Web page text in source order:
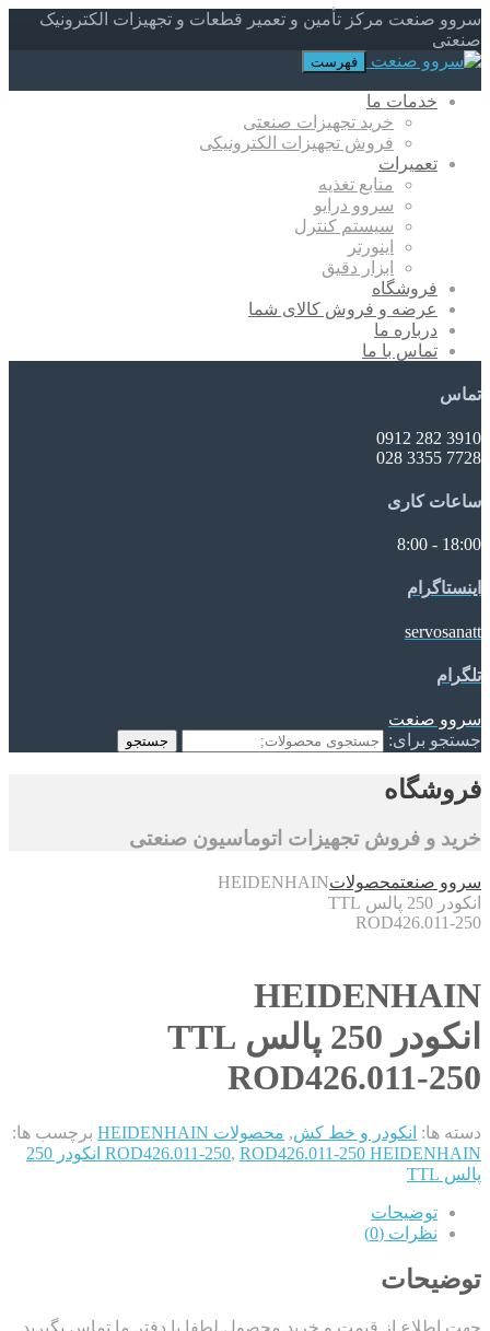
سروو صنعت مرکز تأمین و تعمیر قطعات و تجهیزات الکترونیک
صنعتی
فهرست
خدمات ما
خرید تجهیزات صنعتی
فروش تجهیزات الکترونیکی
تعمیرات
منابع تغذیه
سروو درایو
سیستم کنترل
اینورتر
ابزار دقیق
فروشگاه
عرضه و فروش کالای شما
درباره ما
تماس با ما
تماس
3910 282 0912
7728 3355 028
ساعات کاری
18:00 - 8:00
اینستاگرام
servosanatt
تلگرام
سروو صنعت
جستجو برای:
جستجو
فروشگاه
خرید و فروش تجهیزات اتوماسیون صنعتی
سروو صنعتمحصولاتHEIDENHAIN
انکودر 250 پالس TTL
ROD426.011-250
HEIDENHAIN
انکودر 250 پالس TTL
ROD426.011-250
دسته ها: انکودر و خط کش, محصولات HEIDENHAIN
برچسب ها:
ROD426.011-250,
ROD426.011-250 HEIDENHAIN انکودر 250
پالس TTL
توضیحات
نظرات (0)
توضیحات